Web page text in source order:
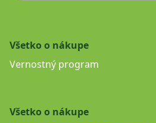
Všetko o nákupe
Vernostný program
Všetko o nákupe